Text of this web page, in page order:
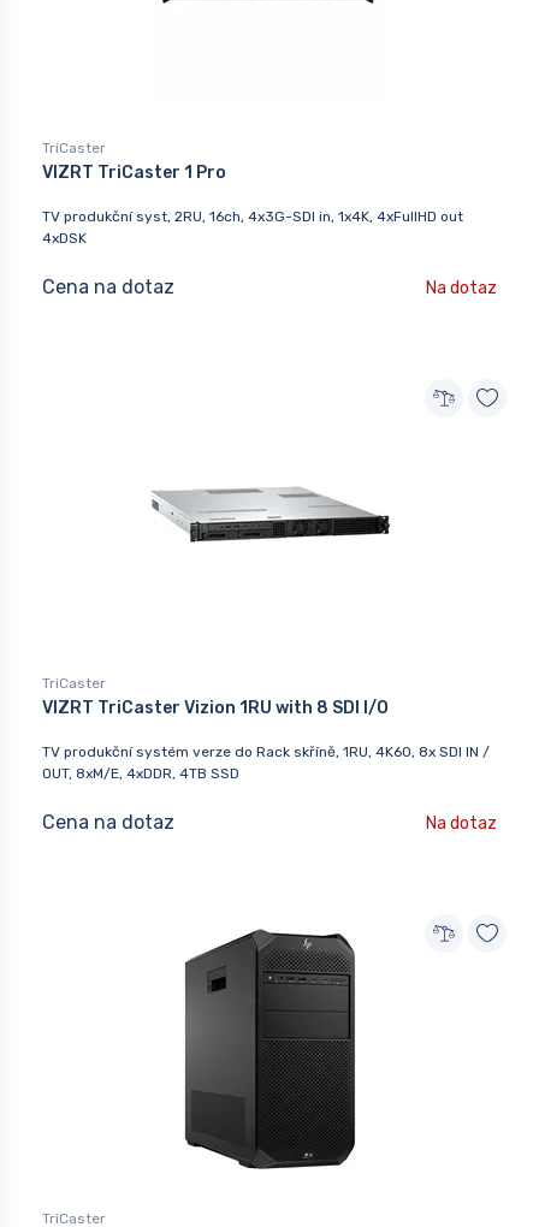
TriCaster
VIZRT TriCaster 1 Pro
TV produkční syst, 2RU, 16ch, 4x3G-SDI in, 1x4K, 4xFullHD out
4xDSK
Cena na dotaz Na dotaz
TriCaster
VIZRT TriCaster Vizion 1RU with 8 SDI I/O
TV produkční systém verze do Rack skříně, 1RU, 4K60, 8x SDI IN /
OUT, 8xM/E, 4xDDR, 4TB SSD
Cena na dotaz Na dotaz
TriCaster